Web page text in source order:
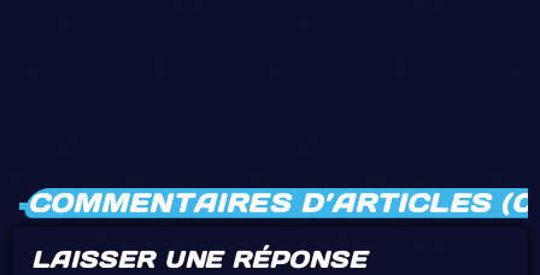
COMMENTAIRES D’ARTICLES
LAISSER UNE RÉPONSE